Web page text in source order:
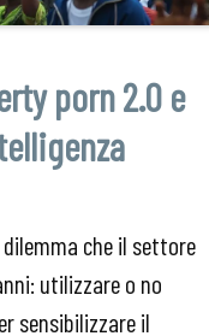
porn 2.0 e
dilemma che il settore
utilizzare o no
sensibilizzare il